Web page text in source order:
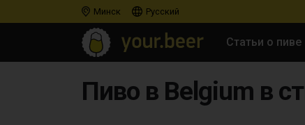
Минск Русский
Статьи о пиве
Пиво в Belgium в